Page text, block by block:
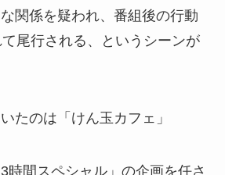
関係を疑われ、番組後の行動
尾行される、というシーンが
たのは「けん玉カフェ」
時間スペシャル」の企画を任さ